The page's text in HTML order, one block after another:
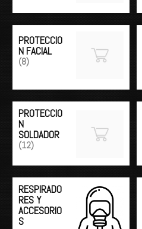
PROTECCIO
N FACIAL
(8)
PROTECCIO
N
SOLDADOR
(12)
RESPIRADO
RES Y
ACCESORIO
S